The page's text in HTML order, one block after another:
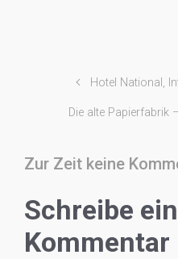
Hotel National,
Die alte Papierfabrik
Zur Zeit keine
Schreibe
Kommentar